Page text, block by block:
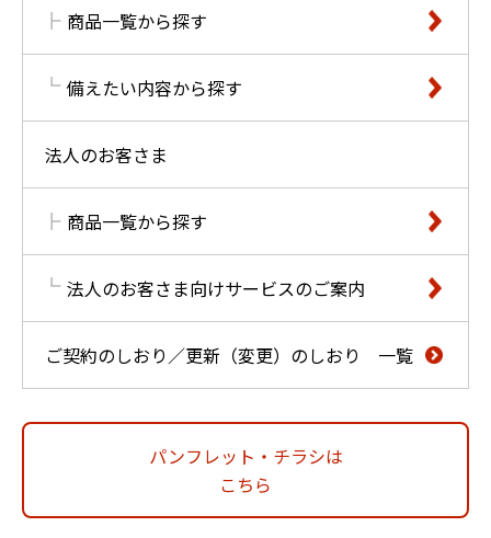
商品一覧から探す
備えたい内容から探す
法人のお客さま
商品一覧から探す
法人のお客さま向けサービスのご案内
ご契約のしおり／更新（変更）のしおり 一覧
パンフレット・チラシは
こちら